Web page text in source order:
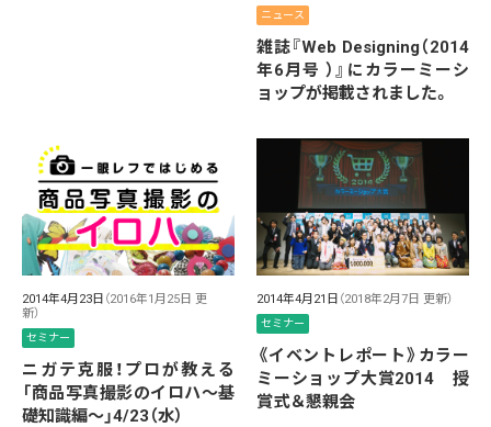
ニュース
雑誌『Web Designing（2014
年6月号 ）』にカラーミーシ
ョップが掲載されました。
2014年4月23日 （2016年1月25日 更
新）
セミナー
ニガテ克服！プロが教える
「商品写真撮影のイロハ〜基
礎知識編〜」4/23（水）
2014年4月21日 （2018年2月7日 更新）
セミナー
《イベントレポート》カラー
ミーショップ大賞2014 授
賞式＆懇親会